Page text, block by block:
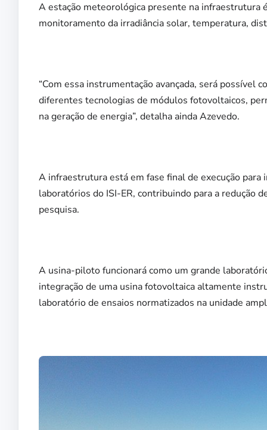
A estação meteorológica presente na infraestrutura
monitoramento da irradiância solar, temperatura,
“Com essa instrumentação avançada, será possível
diferentes tecnologias de módulos fotovoltaicos,
na geração de energia”, detalha ainda Azevedo.
A infraestrutura está em fase final de execução para
laboratórios do ISI-ER, contribuindo para a redução
pesquisa.
A usina-piloto funcionará como um grande
integração de uma usina fotovoltaica altamente
laboratório de ensaios normatizados na unidade